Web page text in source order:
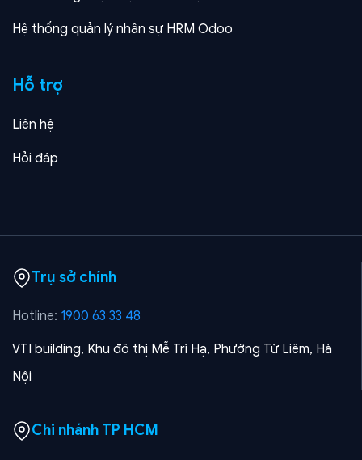
Hệ thống quản lý nhân sự HRM Odoo
Hỗ trợ
Liên hệ
Hỏi đáp
Trụ sở chính
Hotline: 1900 63 33 48
VTI building, Khu đô thị Mễ Trì Hạ, Phường Từ Liêm, Hà
Nội
Chi nhánh TP HCM